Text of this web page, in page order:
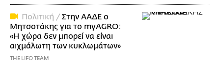
Πολιτική /Στην ΑΑΔΕ ο
Μητσοτάκης για το myAGRO:
«Η χώρα δεν μπορεί να είναι
αιχμάλωτη των κυκλωμάτων»
THE LIFO TEAM